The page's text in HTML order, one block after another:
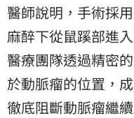
醫師說明，手術採
麻醉下從鼠蹊部進
醫療團隊透過精密
於動脈瘤的位置，
徹底阻斷動脈瘤繼